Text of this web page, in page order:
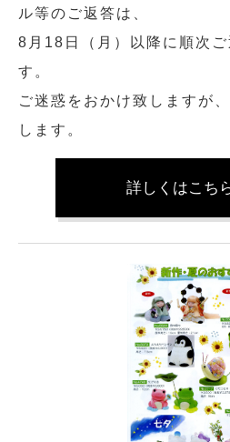
ル等のご返答は、
8月18日（月）以降に順次ご
す。
ご迷惑をおかけ致しますが
します。
詳しくはこち